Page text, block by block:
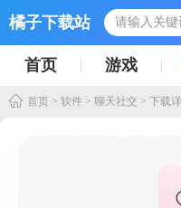
橘子下载站
首页 游戏
首页 > 软件 > 聊天社交 > 下载